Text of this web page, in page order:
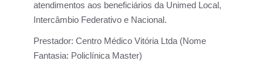
atendimentos aos beneficiários da Unimed Local,
Intercâmbio Federativo e Nacional.
Prestador: Centro Médico Vitória Ltda (Nome
Fantasia: Policlínica Master)